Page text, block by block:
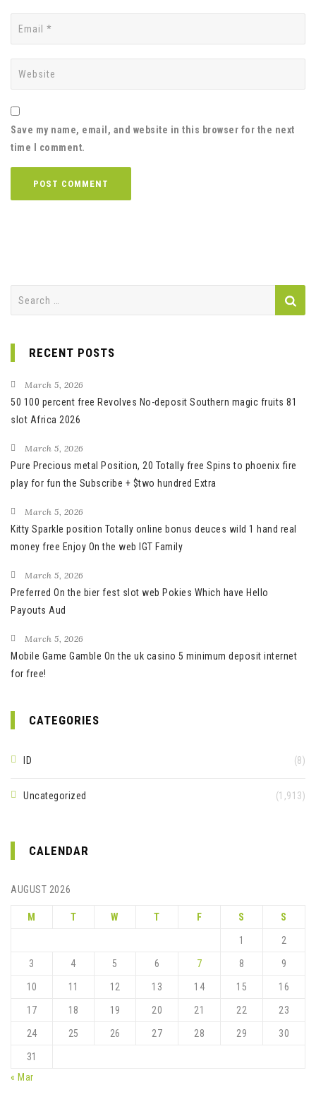
Save my name, email, and website in this browser for the next
time I comment.
RECENT POSTS
March 5, 2026
50 100 percent free Revolves No-deposit Southern magic fruits 81
slot Africa 2026
March 5, 2026
Pure Precious metal Position, 20 Totally free Spins to phoenix fire
play for fun the Subscribe + $two hundred Extra
March 5, 2026
Kitty Sparkle position Totally online bonus deuces wild 1 hand real
money free Enjoy On the web IGT Family
March 5, 2026
Preferred On the bier fest slot web Pokies Which have Hello
Payouts Aud
March 5, 2026
Mobile Game Gamble On the uk casino 5 minimum deposit internet
for free!
CATEGORIES
ID (8)
Uncategorized (1,913)
CALENDAR
AUGUST 2026
M T W T F S S
1 2
3 4 5 6 7 8 9
10 11 12 13 14 15 16
17 18 19 20 21 22 23
24 25 26 27 28 29 30
31
« Mar